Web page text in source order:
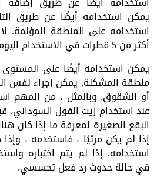
يمكن استخدامه أيضًا عن طريق
استخدامه على المنطقة المؤلمة.
أكثر من 5 قطرات في الاستخدام اليومي.
يمكن استخدامه أيضًا على
منطقة المشكلة. يمكن إجراء نفس
أو الشقوق. وبالمثل ، من المهم
عند استخدام زيت الفول السوداني.
البقع الصغيرة لمعرفة ما إذا
إذا لم يكن مرئيًا ، فاستخدمه ،
استخدامه. إذا لم يتم اختباره
في حالة حدوث رد فعل تحسسي.